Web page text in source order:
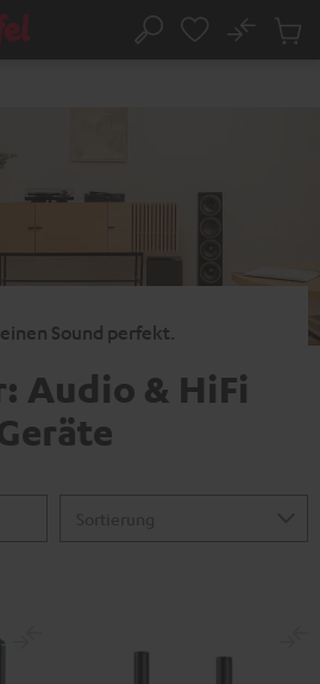
Suche
No
Sound perfekt.
Audio & HiFi